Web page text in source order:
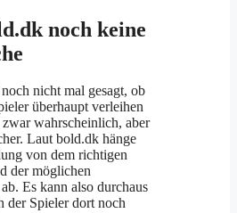
noch keine
nicht mal gesagt, ob
überhaupt verleihen
wahrscheinlich, aber
Laut bold.dk hänge
von dem richtigen
der möglichen
Es kann also durchaus
der Spieler dort noch